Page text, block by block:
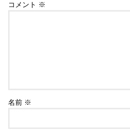
コメント ※
名前 ※